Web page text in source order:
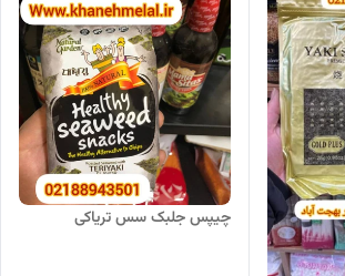
چیپس جلبک سس تریاکی